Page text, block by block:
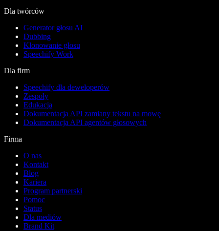
Dla twórców
Generator głosu AI
Dubbing
Klonowanie głosu
Speechify Work
Dla firm
Speechify dla deweloperów
Zespoły
Edukacja
Dokumentacja API zamiany tekstu na mowę
Dokumentacja API agentów głosowych
Firma
O nas
Kontakt
Blog
Kariera
Program partnerski
Pomoc
Status
Dla mediów
Brand Kit